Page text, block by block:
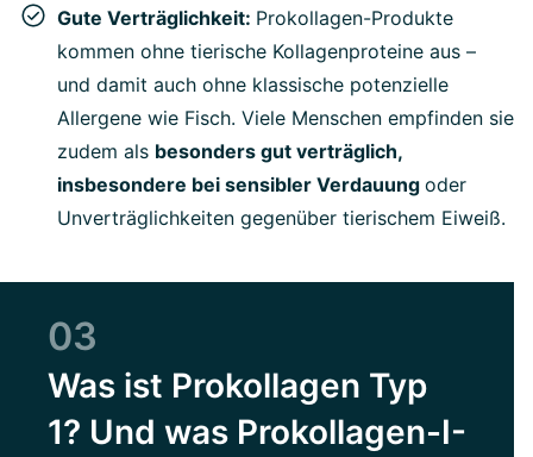
Gute Verträglichkeit: Prokollagen-Produkte
kommen ohne tierische Kollagenproteine aus –
und damit auch ohne klassische potenzielle
Allergene wie Fisch. Viele Menschen empfinden sie
zudem als besonders gut verträglich,
insbesondere bei sensibler Verdauung oder
Unverträglichkeiten gegenüber tierischem Eiweiß.
03
Was ist Prokollagen Typ
1? Und was Prokollagen-I-